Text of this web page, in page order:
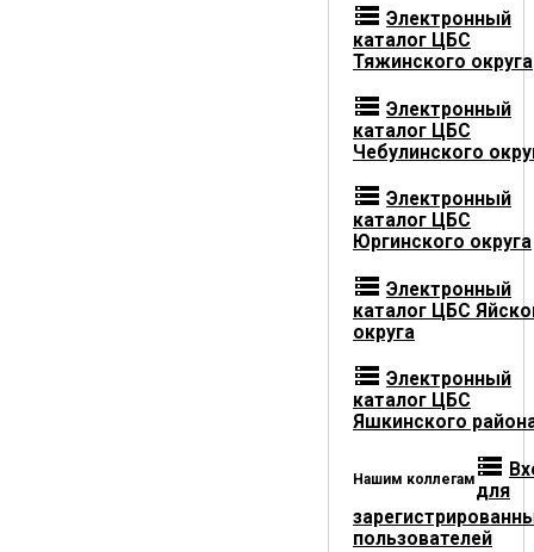
storage Электронный
каталог ЦБС
Тяжинского округа
storage Электронный
каталог ЦБС
Чебулинского
storage Электронный
каталог ЦБС
Юргинского округа
storage Электронный
каталог ЦБС
округа
storage Электронный
каталог ЦБС
Яшкинского
Нашим коллегам storage
для
пользователей